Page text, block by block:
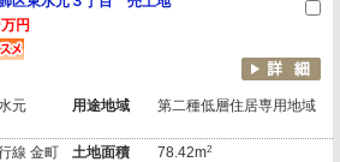
万円
元 用途地域 第二種低層住居専用地域
線 金町
土地面積 78.42m2